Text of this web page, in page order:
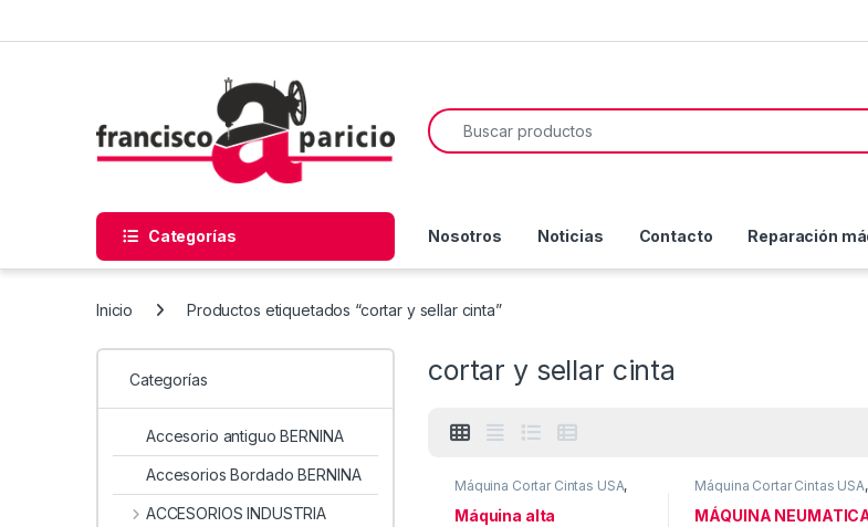
Search for:
Categorías Nosotros Noticias Contacto Reparación
Inicio Productos etiquetados “cortar y sellar cinta”
cortar y sellar cinta
Máquina Cortar Cintas USA,
MAQUINAS CORTE TEXTIL
Máquina alta
Máquina Cortar Cintas USA,
MAQUINAS CORTE TEXTIL
MÁQUINA
Categorías
Accesorio antiguo BERNINA
Accesorios Bordado BERNINA
ACCESORIOS INDUSTRIA